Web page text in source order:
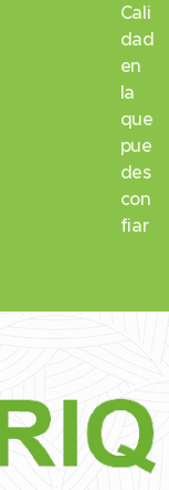
Cali
dad
en
la
que
pue
des
con
fiar